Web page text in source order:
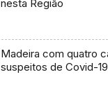
nesta Região
Madeira com quatro
suspeitos de Covid-